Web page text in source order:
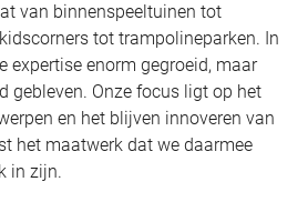
van binnenspeeltuinen tot
tot trampolineparken. In
expertise enorm gegroeid, maar
gebleven. Onze focus ligt op het
en het blijven innoveren van
het maatwerk dat we daarmee
in zijn.